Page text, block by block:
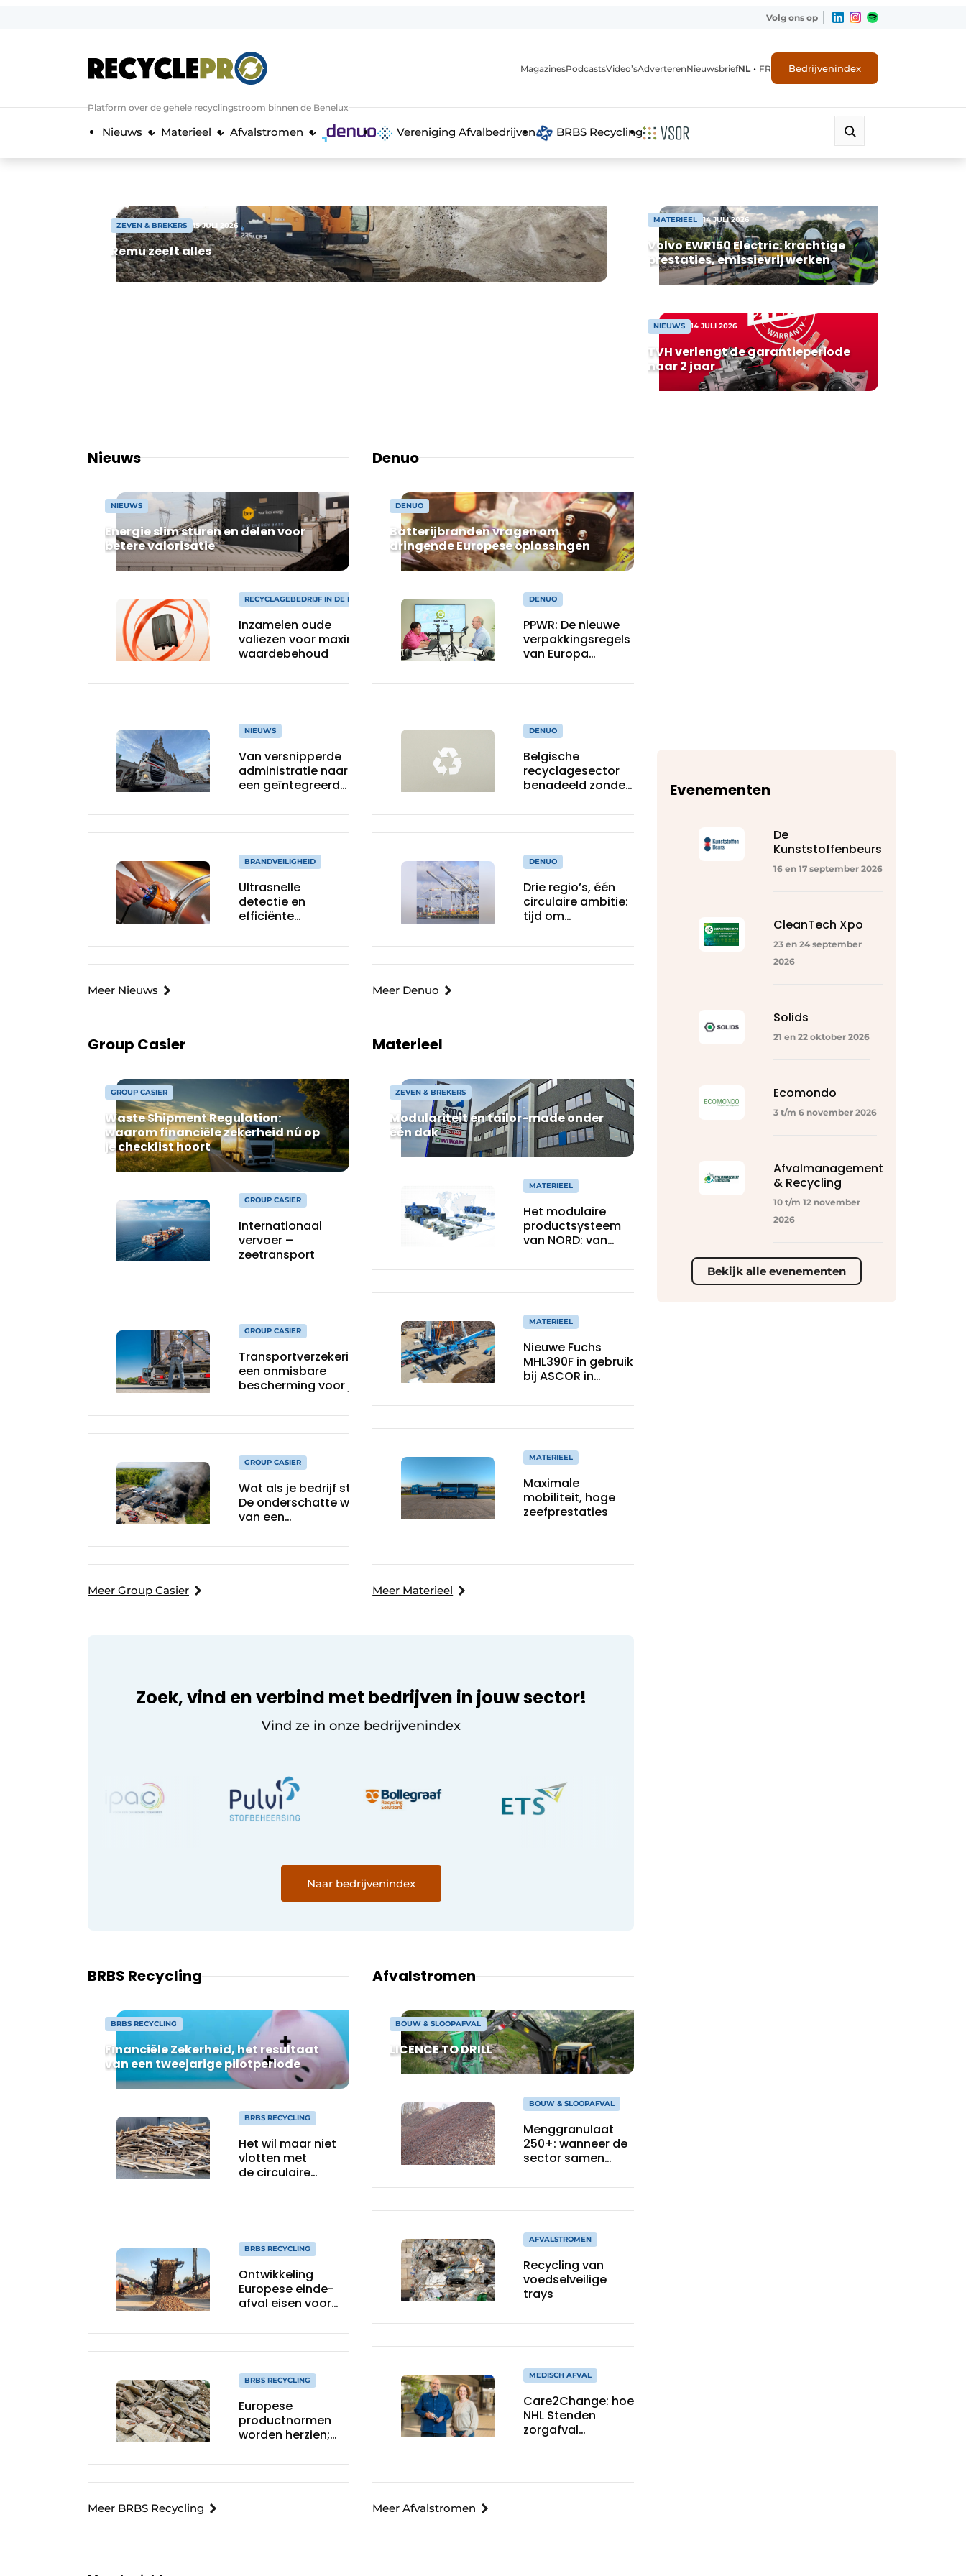
Algemene voorwaarden
Meest gelezen
Nieuwsbrief
Podcasts
Volg ons op
Platform over de gehele recyclingstroom binnen de Benelux
MagazinesPodcastsVideo’sAdverterenNieuwsbriefNL • FR Bedrijvenindex
Nieuws Materieel Afvalstromen Vereniging Afvalbedrijven BRBS Recycling
ZEVEN & BREKERS 15 JULI 2026
Remu zeeft alles
MATERIEEL 14 JULI 2026
Volvo EWR150 Electric: krachtige
prestaties, emissievrij werken
NIEUWS 14 JULI 2026
TVH verlengt de garantieperiode
naar 2 jaar
Nieuws
NIEUWS
Energie slim sturen en delen voor
betere valorisatie
RECYCLAGEBEDRIJF IN DE KIJKER
Inzamelen oude
valiezen voor maximaal
waardebehoud
NIEUWS
Van versnipperde
administratie naar
een geïntegreerd
BRANDVEILIGHEID
Ultrasnelle
detectie en
efficiënte
voor betrouwbare
Meer Nieuws
Denuo
DENUO
Batterijbranden vragen om
dringende Europese oplossingen
DENUO
PPWR: De nieuwe
verpakkingsregels
van Europa
Xavier Lhoir
DENUO
Belgische
recyclagesector
benadeeld zonder
toepassing nieuwe
DENUO
Drie regio’s, één
circulaire ambitie:
tijd om
drempels te
Meer Denuo
Group Casier
GROUP CASIER
Waste Shipment Regulation:
waarom financiële zekerheid nú op
je checklist hoort
GROUP CASIER
Internationaal
vervoer –
zeetransport
GROUP CASIER
Transportverzekering:
een onmisbare
bescherming voor je
GROUP CASIER
Wat als je bedrijf stilvalt?
De onderschatte waarde
van een
Meer Group Casier
Materieel
ZEVEN & BREKERS
Modulariteit en tailor-made onder
één dak
MATERIEEL
Het modulaire
productsysteem
van NORD: van
oplossingen
MATERIEEL
Nieuwe Fuchs
MHL390F in gebruik
bij ASCOR in
MATERIEEL
Maximale
mobiliteit, hoge
zeefprestaties
Meer Materieel
Zoek, vind en verbind met bedrijven in jouw sector!
Vind ze in onze bedrijvenindex
Naar bedrijvenindex
BRBS Recycling
BRBS RECYCLING
Financiële Zekerheid, het resultaat
van een tweejarige pilotperiode
BRBS RECYCLING
Het wil maar niet
vlotten met
de circulaire
BRBS RECYCLING
Ontwikkeling
Europese einde-
afval eisen voor
grote gevolgen
BRBS RECYCLING
Europese
productnormen
worden herzien;
verwachten?
Meer BRBS Recycling
Afvalstromen
BOUW & SLOOPAFVAL
LICENCE TO DRILL
BOUW & SLOOPAFVAL
Menggranulaat
250+: wanneer de
sector samen
én circulariteit
AFVALSTROMEN
Recycling van
voedselveilige
trays
MEDISCH AFVAL
Care2Change: hoe
NHL Stenden
zorgafval
Meer Afvalstromen
Evenementen
De
Kunststoffenbeurs
16 en 17 september 2026
CleanTech Xpo
23 en 24 september
2026
Solids
21 en 22 oktober 2026
Ecomondo
3 t/m 6 november 2026
Afvalmanagement
& Recycling
10 t/m 12 november
2026
Bekijk alle evenementen